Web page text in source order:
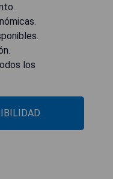
los